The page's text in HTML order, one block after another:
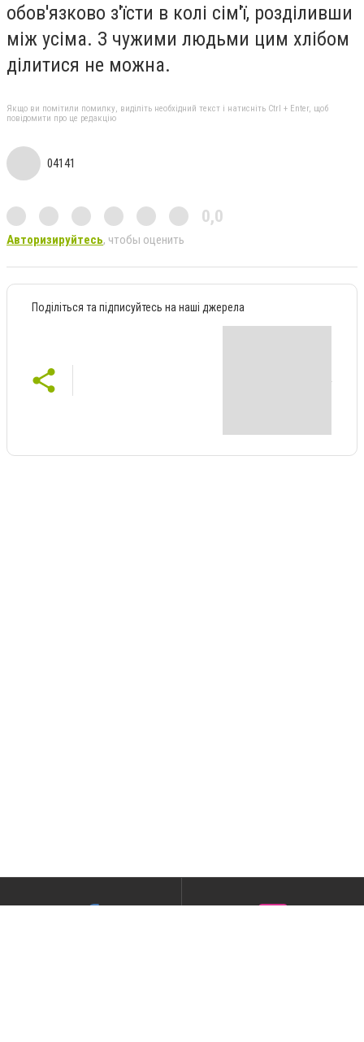
обов'язково з'їсти в колі сім'ї, розділивши
між усіма. З чужими людьми цим хлібом
ділитися не можна.
Якщо ви помітили помилку, виділіть необхідний текст і натисніть Ctrl + Enter, щоб
повідомити про це редакцію
04141
0,0
Авторизируйтесь, чтобы оценить
Поділіться та підписуйтесь на наші джерела